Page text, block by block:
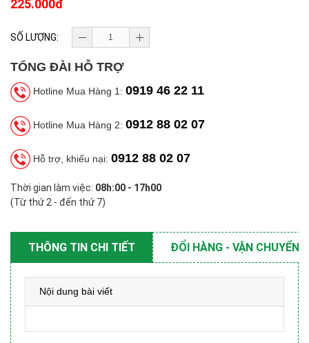
225.000đ
SỐ LƯỢNG:
TỔNG ĐÀI HỖ TRỢ
Hotline Mua Hàng 1: 0919 46 22 11
Hotline Mua Hàng 2: 0912 88 02 07
Hỗ trợ, khiếu nại: 0912 88 02 07
Thời gian làm việc: 08h:00 - 17h00
(Từ thứ 2 - đến thứ 7)
THÔNG TIN CHI TIẾT ĐỔI HÀNG - VẬN CHUYỂN
Nội dung bài viết